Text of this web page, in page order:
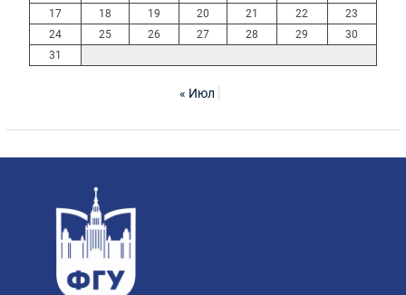
17
18 19 20 21 22
23
24
25 26 27 28 29
30
31
« Июл